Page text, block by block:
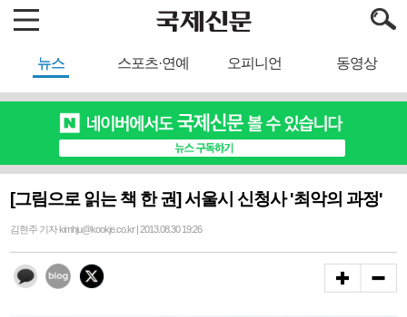
뉴스 스포츠·연예 오피니언 동영상
[그림으로 읽는 책 한 권] 서울시 신청사 '최악의 과정'
김현주 기자 kimhju@kookje.co.kr | 2013.08.30 19:26